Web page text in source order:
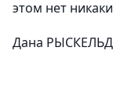
этом нет
Дана